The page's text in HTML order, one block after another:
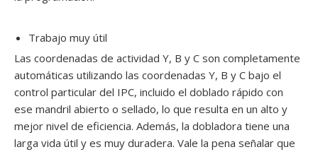
Trabajo muy útil
Las coordenadas de actividad Y, B y C son completamente
automáticas utilizando las coordenadas Y, B y C bajo el
control particular del IPC, incluido el doblado rápido con
ese mandril abierto o sellado, lo que resulta en un alto y
mejor nivel de eficiencia. Además, la dobladora tiene una
larga vida útil y es muy duradera. Vale la pena señalar que